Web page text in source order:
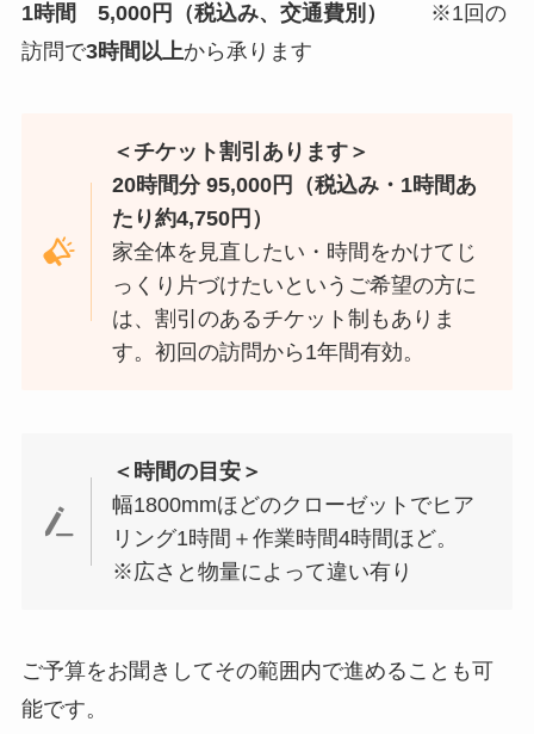
1時間 5,000円（税込み、交通費別）
※1回の
訪問で3時間以上から承ります
＜チケット割引あります＞
20時間分 95,000円（税込み・1時間あ
たり約4,750円）
家全体を見直したい・時間をかけてじ
っくり片づけたいというご希望の方に
は、割引のあるチケット制もありま
す。初回の訪問から1年間有効。
＜時間の目安＞
幅1800mmほどのクローゼットでヒア
リング1時間＋作業時間4時間ほど。
※広さと物量によって違い有り
ご予算をお聞きしてその範囲内で進めることも可
能です。